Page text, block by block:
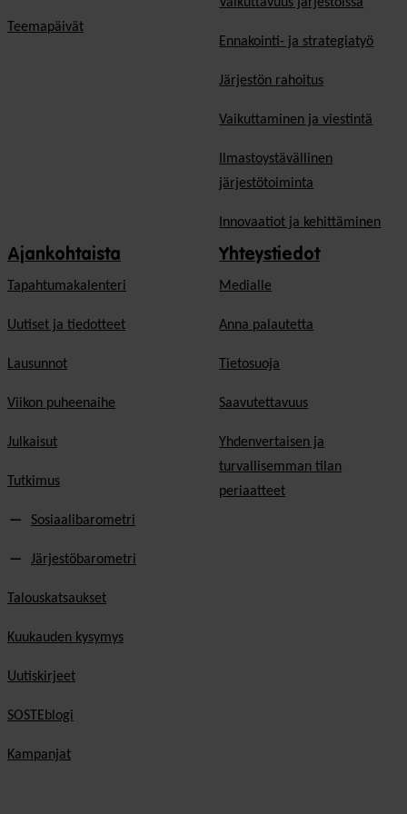
Teemapäivät
Ennakointi- ja strategiatyö
Järjestön rahoitus
Vaikuttaminen ja viestintä
Ilmastoystävällinen
järjestötoiminta
Innovaatiot ja kehittäminen
Ajankohtaista
Tapahtumakalenteri
Uutiset ja tiedotteet
Lausunnot
Viikon puheenaihe
Julkaisut
Tutkimus
Sosiaalibarometri
Järjestöbarometri
Talouskatsaukset
Kuukauden kysymys
Uutiskirjeet
SOSTEblogi
Kampanjat
Yhteystiedot
Medialle
Anna palautetta
Tietosuoja
Saavutettavuus
Yhdenvertaisen ja
turvallisemman tilan
periaatteet